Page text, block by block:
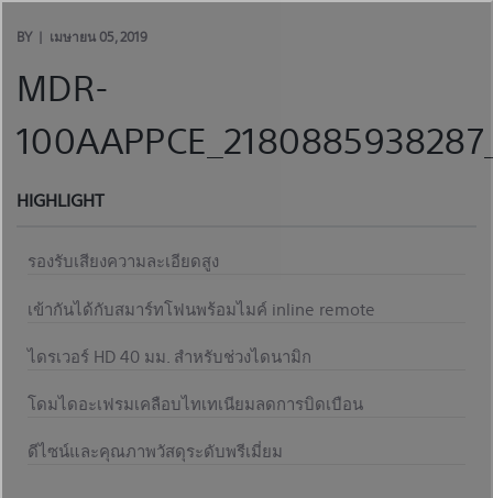
BY เมษายน 05, 2019
MDR-
HIGHLIGHT
รองรับเสียงความละเอียดสูง
เข้ากันได้กับสมาร์ทโฟนพร้อมไมค์ inline remote
ไดรเวอร์ HD 40 มม. สำหรับช่วงไดนามิก
โดมไดอะเฟรมเคลือบไทเทเนียมลดการบิดเบือน
ดีไซน์และคุณภาพวัสดุระดับพรีเมี่ยม